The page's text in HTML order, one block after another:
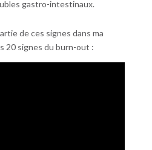
gastro-intestinaux.
de ces signes dans ma
20 signes du burn-out :